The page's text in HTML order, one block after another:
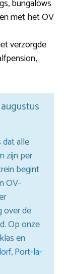
bungalows
met het OV
verzorgde
alle
zijn per
begint
OV-
over de
Op onze
en
,Port-la-